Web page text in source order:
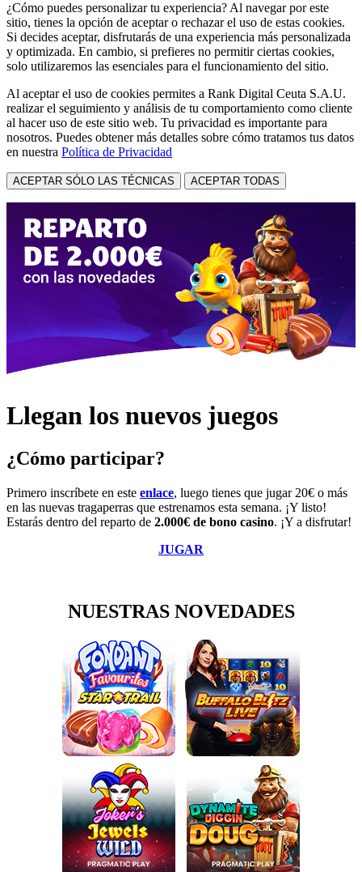
¿Cómo puedes personalizar tu experiencia? Al navegar por este
sitio, tienes la opción de aceptar o rechazar el uso de estas cookies.
Si decides aceptar, disfrutarás de una experiencia más personalizada
y optimizada. En cambio, si prefieres no permitir ciertas cookies,
solo utilizaremos las esenciales para el funcionamiento del sitio.
Al aceptar el uso de cookies permites a Rank Digital Ceuta S.A.U.
realizar el seguimiento y análisis de tu comportamiento como cliente
al hacer uso de este sitio web. Tu privacidad es importante para
nosotros. Puedes obtener más detalles sobre cómo tratamos tus datos
en nuestra Política de Privacidad
ACEPTAR SÓLO LAS TÉCNICAS ACEPTAR TODAS
Llegan los nuevos juegos
¿Cómo participar?
Primero inscríbete en este enlace, luego tienes que jugar 20€ o más
en las nuevas tragaperras que estrenamos esta semana. ¡Y listo!
Estarás dentro del reparto de 2.000€ de bono casino. ¡Y a disfrutar!
JUGAR
NUESTRAS NOVEDADES